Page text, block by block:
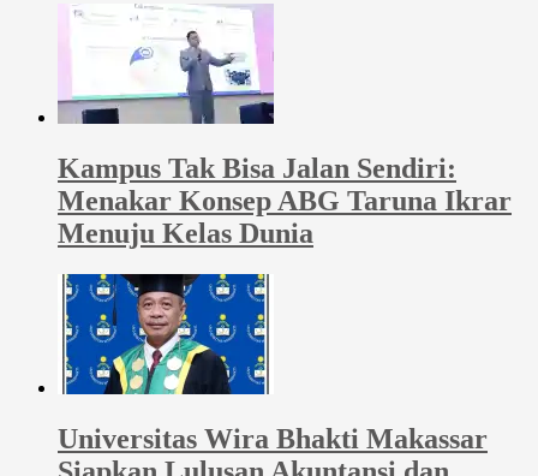
Kampus Tak Bisa Jalan Sendiri:
Menakar Konsep ABG Taruna Ikrar
Menuju Kelas Dunia
Universitas Wira Bhakti Makassar